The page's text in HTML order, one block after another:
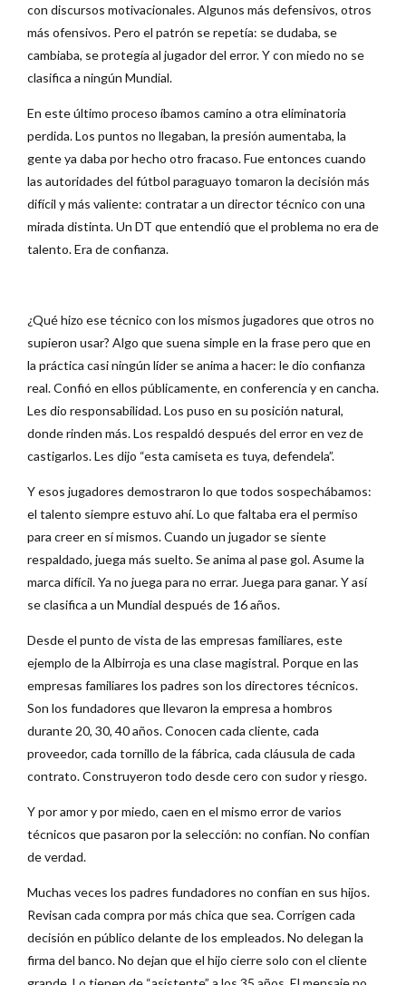
con discursos motivacionales. Algunos más defensivos, otros
más ofensivos. Pero el patrón se repetía: se dudaba, se
cambiaba, se protegía al jugador del error. Y con miedo no se
clasifica a ningún Mundial.
En este último proceso íbamos camino a otra eliminatoria
perdida. Los puntos no llegaban, la presión aumentaba, la
gente ya daba por hecho otro fracaso. Fue entonces cuando
las autoridades del fútbol paraguayo tomaron la decisión más
difícil y más valiente: contratar a un director técnico con una
mirada distinta. Un DT que entendió que el problema no era de
talento. Era de confianza.
¿Qué hizo ese técnico con los mismos jugadores que otros no
supieron usar? Algo que suena simple en la frase pero que en
la práctica casi ningún líder se anima a hacer: le dio confianza
real. Confió en ellos públicamente, en conferencia y en cancha.
Les dio responsabilidad. Los puso en su posición natural,
donde rinden más. Los respaldó después del error en vez de
castigarlos. Les dijo “esta camiseta es tuya, defendela”.
Y esos jugadores demostraron lo que todos sospechábamos:
el talento siempre estuvo ahí. Lo que faltaba era el permiso
para creer en sí mismos. Cuando un jugador se siente
respaldado, juega más suelto. Se anima al pase gol. Asume la
marca difícil. Ya no juega para no errar. Juega para ganar. Y así
se clasifica a un Mundial después de 16 años.
Desde el punto de vista de las empresas familiares, este
ejemplo de la Albirroja es una clase magistral. Porque en las
empresas familiares los padres son los directores técnicos.
Son los fundadores que llevaron la empresa a hombros
durante 20, 30, 40 años. Conocen cada cliente, cada
proveedor, cada tornillo de la fábrica, cada cláusula de cada
contrato. Construyeron todo desde cero con sudor y riesgo.
Y por amor y por miedo, caen en el mismo error de varios
técnicos que pasaron por la selección: no confían. No confían
de verdad.
Muchas veces los padres fundadores no confían en sus hijos.
Revisan cada compra por más chica que sea. Corrigen cada
decisión en público delante de los empleados. No delegan la
firma del banco. No dejan que el hijo cierre solo con el cliente